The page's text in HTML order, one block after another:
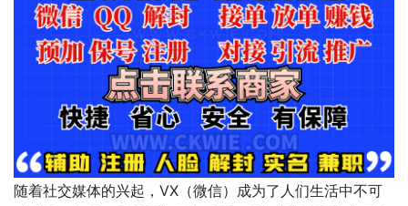
随着社交媒体的兴起，VX（微信）成为了人们生活中不可